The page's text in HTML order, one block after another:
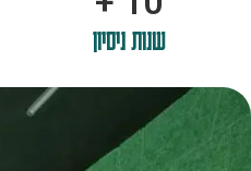
שנות ניסיון